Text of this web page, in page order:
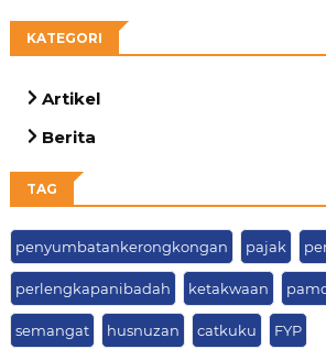
KATEGORI
Artikel
Berita
TAG
penyumbatankerongkongan pajak
perlengkapanibadah ketakwaan
semangat husnuzan catkuku FYP